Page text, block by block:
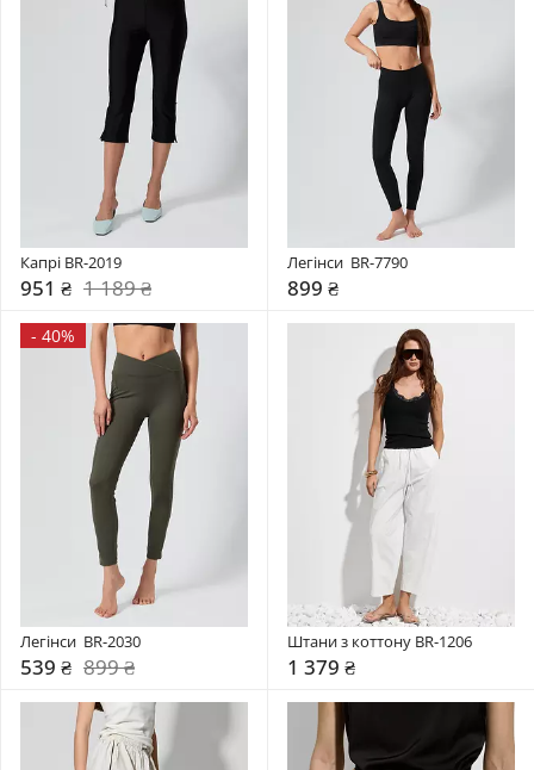
Капрі BR-2019
951 ₴ 1 189 ₴
Легінси  BR-7790
899 ₴
- 40%
Легінси  BR-2030
539 ₴ 899 ₴
Штани з коттону BR-1206
1 379 ₴